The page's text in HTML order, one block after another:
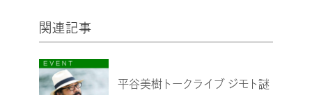
関連記事
平谷美樹トークライブ ジモト謎